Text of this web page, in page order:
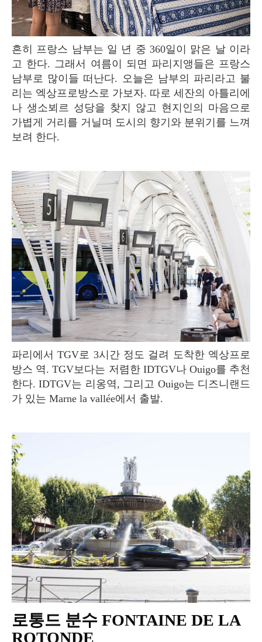
흔히 프랑스 남부는 일 년 중 360일이 맑은 날 이라
고 한다. 그래서 여름이 되면 파리지앵들은 프랑스
남부로 많이들 떠난다. 오늘은 남부의 파리라고 불
리는 엑상프로방스로 가보자. 따로 세잔의 아틀리에
나 생소뵈르 성당을 찾지 않고 현지인의 마음으로
가볍게 거리를 거닐며 도시의 향기와 분위기를 느껴
보려 한다.
파리에서 TGV로 3시간 정도 걸려 도착한 엑상프로
방스 역. TGV보다는 저렴한 IDTGV나 Ouigo를 추천
한다. IDTGV는 리옹역, 그리고 Ouigo는 디즈니랜드
가 있는 Marne la vallée에서 출발.
로통드 분수 FONTAINE DE LA
ROTONDE